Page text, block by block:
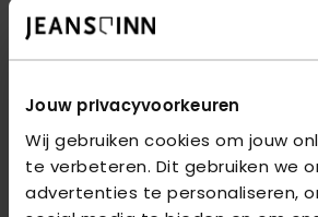
Jouw privacyvoorkeuren
Wij gebruiken cookies om jouw
te verbeteren. Dit gebruiken we
advertenties te personaliseren,
AANBEVOLEN VOOR
Shop hier de meest recente jeans
2voor €85